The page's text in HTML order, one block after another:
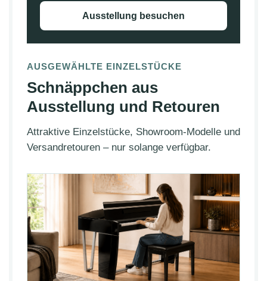
Ausstellung besuchen
AUSGEWÄHLTE EINZELSTÜCKE
Schnäppchen aus
Ausstellung und Retouren
Attraktive Einzelstücke, Showroom-Modelle und
Versandretouren – nur solange verfügbar.